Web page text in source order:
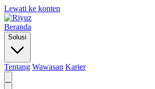
Lewati ke konten
Beranda
Solusi
Tentang Wawasan Karier